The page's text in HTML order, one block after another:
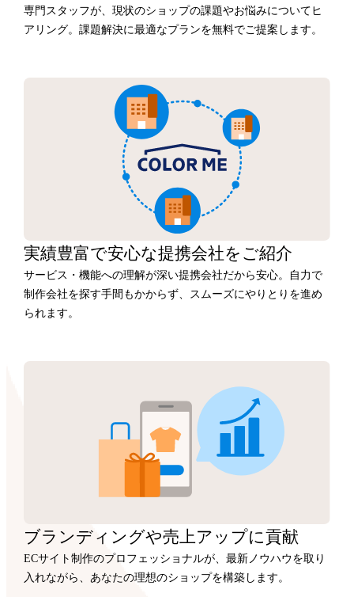
専門スタッフが、現状のショップの課題やお悩みについてヒ
アリング。課題解決に最適なプランを無料でご提案します。
実績豊富で安心な提携会社を ご紹介
サービス・機能への理解が深い提携会社だから安心。自力で
制作会社を探す手間もかからず、スムーズにやりとりを進め
られます。
ブランディングや売上アップに貢献
ECサイト制作のプロフェッショナルが、最新ノウハウを取り
入れながら、あなたの理想のショップを構築します。